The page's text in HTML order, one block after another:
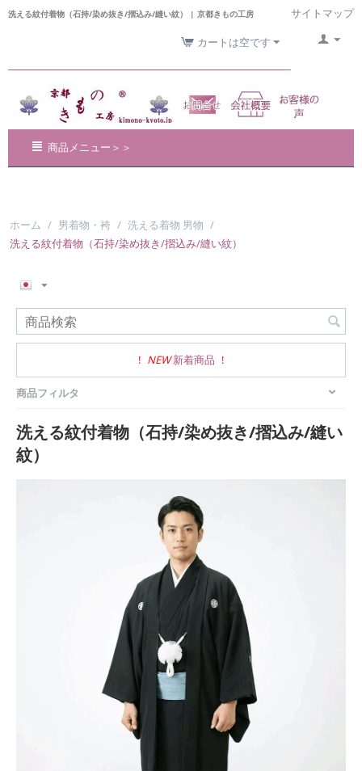
洗える紋付着物（石持/染め抜き/摺込み/縫い紋） | 京都きもの工房
サイトマップ
カートは空です
商品メニュー＞＞
ホーム / 男着物・袴 / 洗える着物 男物 /
洗える紋付着物（石持/染め抜き/摺込み/縫い紋）
! NEW 新着商品 !
商品フィルタ
洗える紋付着物（石持/染め抜き/摺込み/縫い
紋）